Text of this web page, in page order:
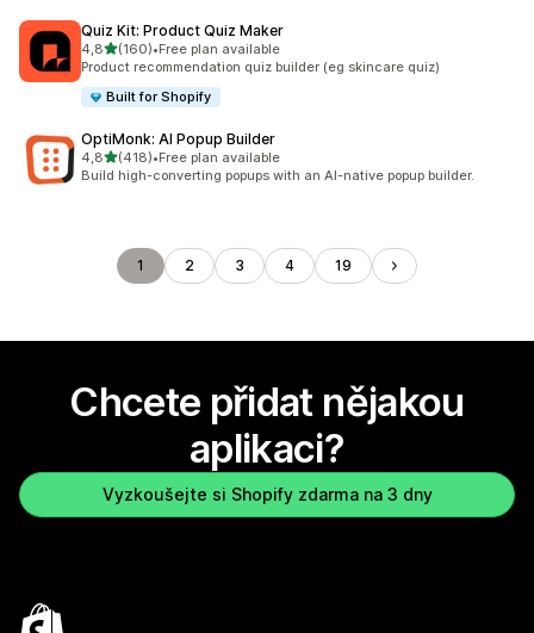
Quiz Kit: Product Quiz Maker
4,8z 5 hvězd
(160)
Celkový počet recenzí: 160
•Free plan available
Product recommendation quiz builder (eg skincare quiz)
Built for Shopify
OptiMonk: AI Popup Builder
4,8z 5 hvězd
(418)
Celkový počet recenzí: 418
•Free plan available
Build high-converting popups with an AI-native popup builder.
1 2 3 4 19
Chcete přidat nějakou
aplikaci?
Vyzkoušejte si Shopify zdarma na 3 dny